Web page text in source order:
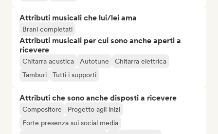
Attributi musicali che lui/lei ama
Brani completati
Attributi musicali per cui sono anche aperti a
ricevere
Chitarra acustica Autotune
Chitarra elettrica
Tamburi
Tutti i supporti
Attributi che sono anche disposti a ricevere
Compositore
Progetto agli inizi
Forte presenza sui social media